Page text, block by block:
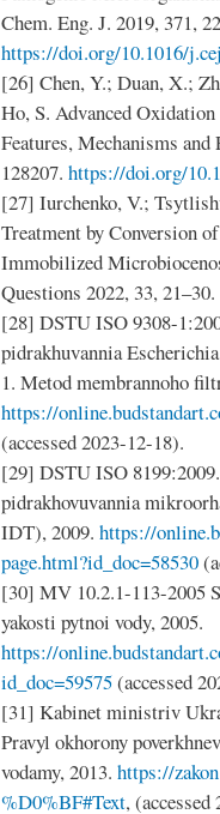
Chem. Eng. J. 2019, 371,
https://doi.org/10.1016/
[26] Chen, Y.; Duan, X.;
Ho, S. Advanced
Features, Mechanisms and
128207. https://doi.org/
[27] Iurchenko, V.;
Treatment by Conversion
Immobilized
Questions 2022, 33, 21–30.
[28] DSTU ISO 9308-
pidrakhuvannia
1. Metod membrannoho
https://
(accessed 2023-12-18).
[29] DSTU ISO
pidrakhovuvannia
IDT), 2009. https://
page.html?id_doc=58530
[30] MV 10.2.1-113-2005
yakosti pytnoi vody, 2005.
https://
id_doc=59575(accessed
[31] Kabinet ministriv
Pravyl okhorony
vodamy, 2013. https://
%D0%BF#Text,